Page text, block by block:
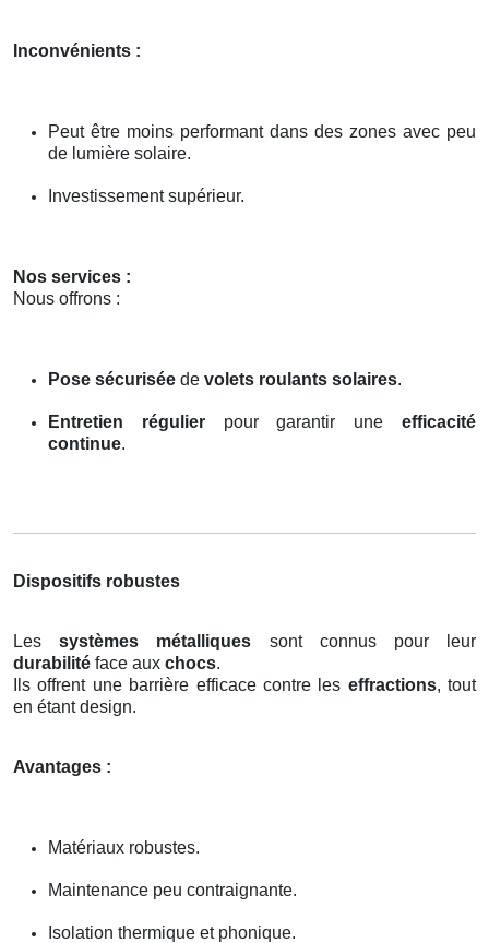
Inconvénients :
Peut être moins performant dans des zones avec peu
de lumière solaire.
Investissement supérieur.
Nos services :
Nous offrons :
Pose sécurisée de volets roulants solaires.
Entretien régulierpour garantir uneefficacité
continue.
Dispositifs robustes
Lessystèmes métalliques sont connus pour leur
durabilité face aux chocs.
Ils offrent une barrière efficace contre les effractions, tout
en étant design.
Avantages :
Matériaux robustes.
Maintenance peu contraignante.
Isolation thermique et phonique.